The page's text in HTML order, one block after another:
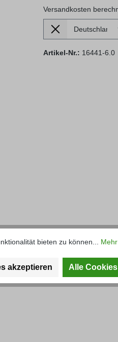
Versandkosten
Lieferland
Versandkosten
Artikel-Nr.: 16441-6.0
bieten zu können...
akzeptieren Alle